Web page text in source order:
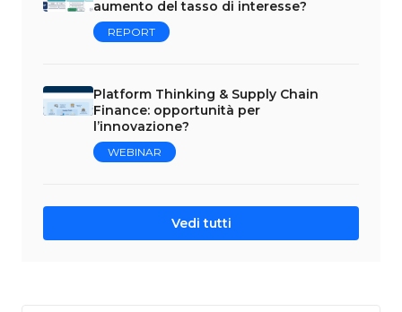
aumento del tasso di interesse?
REPORT
Platform Thinking & Supply Chain
Finance: opportunità per
l’innovazione?
WEBINAR
Vedi tutti